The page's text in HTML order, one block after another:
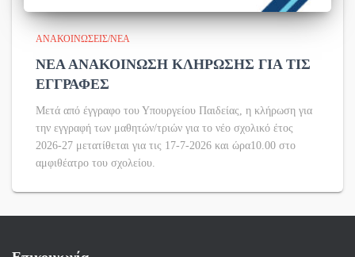
ΑΝΑΚΟΙΝΏΣΕΙΣ/ΝΈΑ
ΝΕΑ ΑΝΑΚΟΙΝΩΣΗ ΚΛΗΡΩΣΗΣ ΓΙΑ ΤΙΣ
ΕΓΓΡΑΦΕΣ
Μετά από έγγραφο του Υπουργείου Παιδείας, η κλήρωση για
την εγγραφή των μαθητών/τριών για το νέο σχολικό έτος
2026-27 μετατίθεται για τις 17-7-2026 και ώρα10.00 στο
αμφιθέατρο του σχολείου.